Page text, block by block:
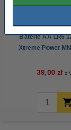
Baterie AA LR6
Xtreme Power
39,00 zł z